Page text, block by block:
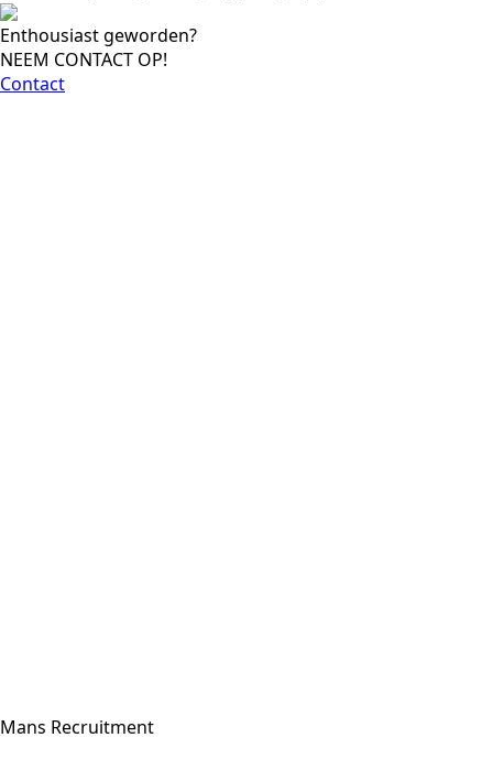
Enthousiast geworden?
NEEM CONTACT OP!
Contact
Mans Recruitment